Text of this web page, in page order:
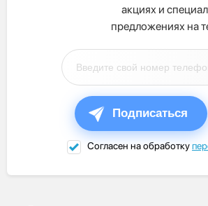
акциях и
предложениях на
Подписаться
Согласен на обработку